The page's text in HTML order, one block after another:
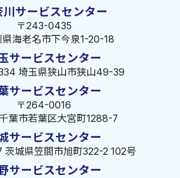
川サービスセンター
〒243-0435
海老名市下今泉1-20-18
サービスセンター
埼玉県狭山市狭山49-39
サービスセンター
〒264-0016
葉市若葉区大宮町1288-7
サービスセンター
茨城県笠間市旭町322-2 102号
サービスセンター